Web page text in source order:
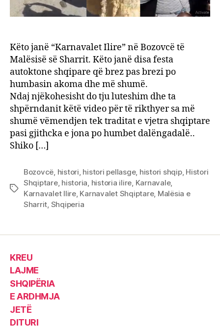
Këto janë “Karnavalet Ilire” në Bozovcë të
Malësisë së Sharrit. Këto janë disa festa
autoktone shqipare që brez pas brezi po
humbasin akoma dhe më shumë.
Ndaj njëkohesisht do tju luteshim dhe ta
shpërndanit këtë video për të rikthyer sa më
shumë vëmendjen tek traditat e vjetra shqiptare
pasi gjithcka e jona po humbet dalëngadalë..
Shiko […]
Tags
Bozovcë, histori, histori pellasge, histori shqip, Histori
Shqiptare, historia, historia ilire, Karnavale,
Karnavalet Ilire, Karnavalet Shqiptare, Malësia e
Sharrit, Shqiperia
KREU
LAJME
SHQIPËRIA
E ARDHMJA
JETË
DITURI